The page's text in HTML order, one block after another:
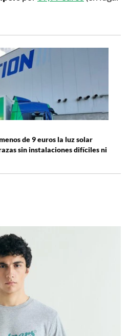
de 9 euros la luz solar
sin instalaciones difíciles ni